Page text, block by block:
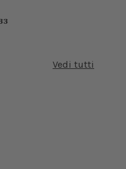
Vedi tutti